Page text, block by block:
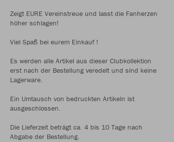
Zeigt EURE Vereinstreue und lasst die Fanherzen
höher schlagen!
Viel Spaß bei eurem Einkauf !
Es werden alle Artikel aus dieser Clubkollektion
erst nach der Bestellung veredelt und sind keine
Lagerware.
Ein Umtausch von bedruckten Artikeln ist
ausgeschlossen.
Die Lieferzeit beträgt ca. 4 bis 10 Tage nach
Abgabe der Bestellung.